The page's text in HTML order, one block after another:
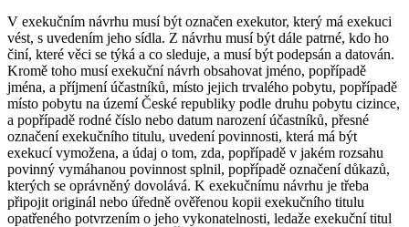
V exekučním návrhu musí být označen exekutor, který má exekuci
vést, s uvedením jeho sídla. Z návrhu musí být dále patrné, kdo ho
činí, které věci se týká a co sleduje, a musí být podepsán a datován.
Kromě toho musí exekuční návrh obsahovat jméno, popřípadě
jména, a příjmení účastníků, místo jejich trvalého pobytu, popřípadě
místo pobytu na území České republiky podle druhu pobytu cizince,
a popřípadě rodné číslo nebo datum narození účastníků, přesné
označení exekučního titulu, uvedení povinnosti, která má být
exekucí vymožena, a údaj o tom, zda, popřípadě v jakém rozsahu
povinný vymáhanou povinnost splnil, popřípadě označení důkazů,
kterých se oprávněný dovolává. K exekučnímu návrhu je třeba
připojit originál nebo úředně ověřenou kopii exekučního titulu
opatřeného potvrzením o jeho vykonatelnosti, ledaže exekuční titul